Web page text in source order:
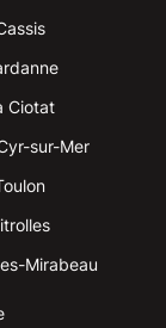
Ciotat
sur-Mer
Mirabeau